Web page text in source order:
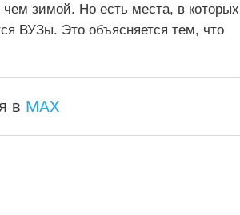
зимой. Но есть места, в которых
ВУЗы. Это объясняется тем, что
в MAX